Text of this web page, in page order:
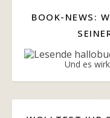
BOOK-NEWS:
Und es